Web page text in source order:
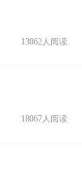
13062人阅读
18067人阅读